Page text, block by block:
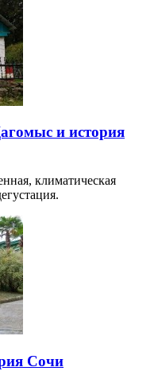
и история
климатическая
Сочи